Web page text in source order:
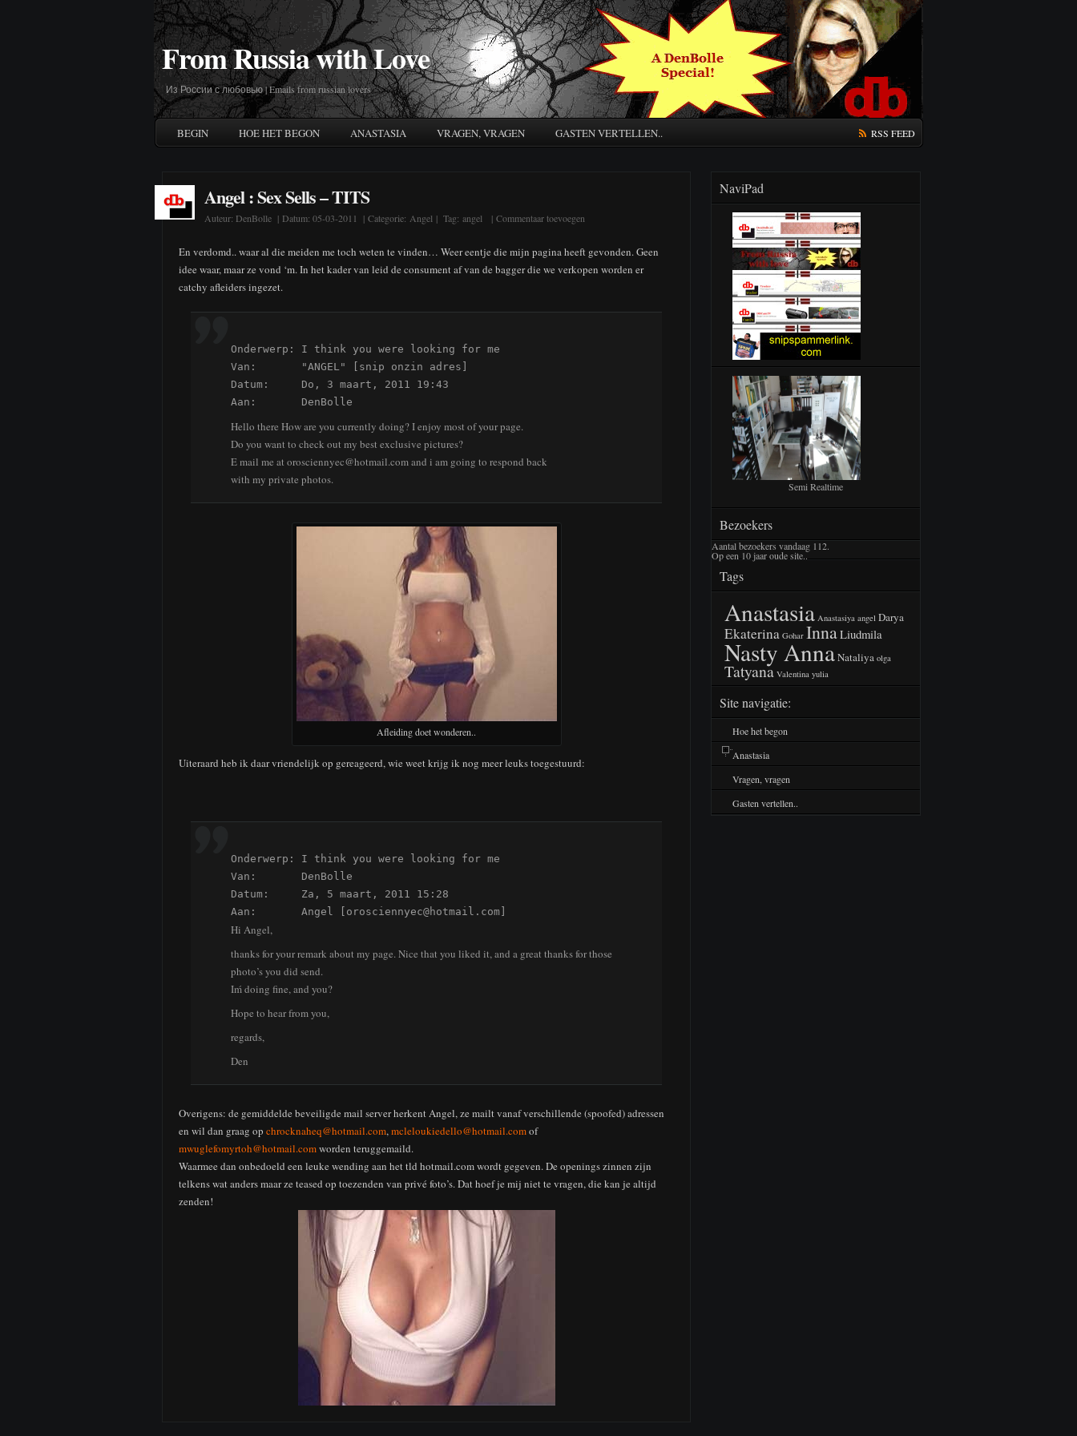
From Russia with Love
Из России с любовью | Emails from russian lovers
BEGIN HOE HET BEGON ANASTASIA VRAGEN, VRAGEN GASTEN VERTELLEN.. RSS FEED
Angel : Sex Sells – TITS
Auteur: DenBolle | Datum: 05-03-2011 | Categorie: Angel | Tag: angel | Commentaar toevoegen
En verdomd.. waar al die meiden me toch weten te vinden… Weer eentje die mijn pagina heeft gevonden. Geen
idee waar, maar ze vond ‘m. In het kader van leid de consument af van de bagger die we verkopen worden er
catchy afleiders ingezet.
Onderwerp: I think you were looking for me
Van:       "ANGEL" [snip onzin adres]
Datum:     Do, 3 maart, 2011 19:43
Aan:       DenBolle
Hello there How are you currently doing? I enjoy most of your page.
Do you want to check out my best exclusive pictures?
E mail me at orosciennyec@hotmail.com and i am going to respond back
with my private photos.
Afleiding doet wonderen..
Uiteraard heb ik daar vriendelijk op gereageerd, wie weet krijg ik nog meer leuks toegestuurd:
Onderwerp: I think you were looking for me
Van:       DenBolle
Datum:     Za, 5 maart, 2011 15:28
Aan:       Angel [orosciennyec@hotmail.com]
Hi Angel,
thanks for your remark about my page. Nice that you liked it, and a great thanks for those
photo’s you did send.
Iḿ doing fine, and you?
Hope to hear from you,
regards,
Den
Overigens: de gemiddelde beveiligde mail server herkent Angel, ze mailt vanaf verschillende (spoofed) adressen
en wil dan graag op chrocknaheq@hotmail.com,mcleloukiedello@hotmail.comof
mwuglefomyrtoh@hotmail.comworden teruggemaild.
Waarmee dan onbedoeld een leuke wending aan het tld hotmail.com wordt gegeven. De openings zinnen zijn
telkens wat anders maar ze teased op toezenden van privé foto’s. Dat hoef je mij niet te vragen, die kan je altijd
zenden!
NaviPad
Semi Realtime
Bezoekers
Aantal bezoekers vandaag 112.
Op een 10 jaar oude site..
Tags
Anastasia Anastasiya angel Darya
Ekaterina Gohar InnaLiudmila
Nasty AnnaNataliya olga
Tatyana Valentina yulia
Site navigatie:
Hoe het begon
Anastasia
Vragen, vragen
Gasten vertellen..